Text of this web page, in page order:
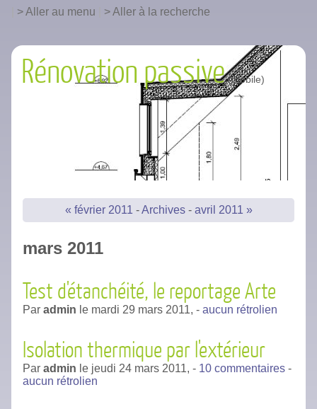
Rénovation passive
Aller au menu Aller à la recherche
« février 2011 -Archives- avril 2011 »
mars 2011
Test d'étanchéité, le reportage Arte
Par admin le mardi 29 mars 2011, - aucun rétrolien
Isolation thermique par l'extérieur
Par admin le jeudi 24 mars 2011, - 10 commentaires -
aucun rétrolien